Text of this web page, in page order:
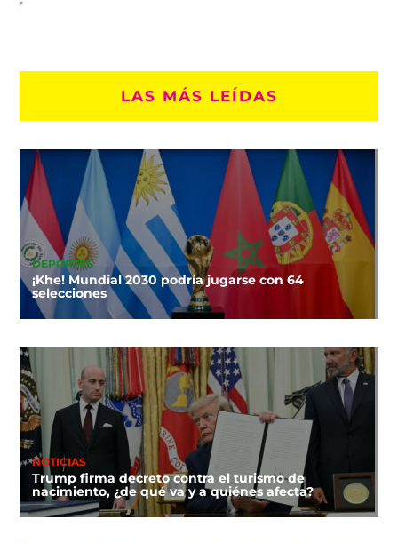
LAS MÁS LEÍDAS
DEPORTES
¡Khe! Mundial 2030 podría jugarse con 64
selecciones
NOTICIAS
Trump firma decreto contra el turismo de
nacimiento, ¿de qué va y a quiénes afecta?